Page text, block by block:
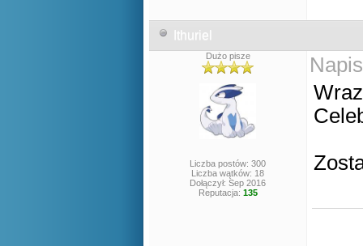
Ithuriel
Dużo pisze
Liczba postów: 300
Liczba wątków: 18
Dołączył: Sep 2016
Reputacja: 135